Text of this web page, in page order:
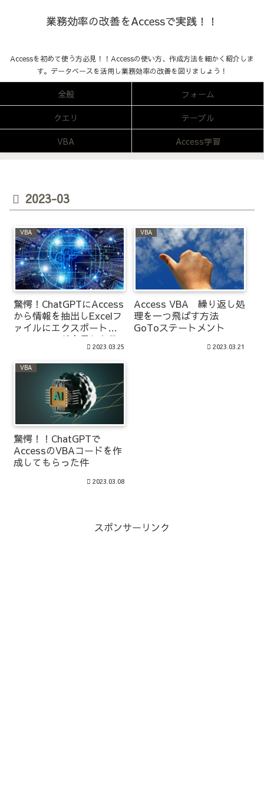
業務効率の改善をAccessで実践！！
Accessを初めて使う方必見！！Accessの使い方、作成方法を細かく紹介しま
す。データベースを活用し業務効率の改善を図りましょう！
全般
フォーム
クエリ
テーブル
VBA
Access学習
2023-03
VBA
驚愕！ChatGPTにAccess
から情報を抽出しExcelフ
ァイルにエクスポートす
るVBAコードを尋ねた件
2023.03.25
VBA
Access VBA 繰り返し処
理を一つ飛ばす方法
GoToステートメント
2023.03.21
VBA
驚愕！！ChatGPTで
AccessのVBAコードを作
成してもらった件
2023.03.08
スポンサーリンク